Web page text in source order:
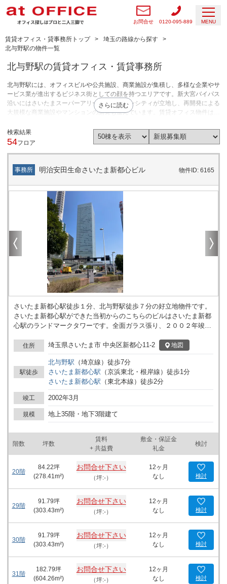
お問合せ 0120-095-889 MENU
賃貸オフィス・貸事務所トップ
埼玉の路線から探す
北与野駅の物件一覧
北与野駅の賃貸オフィス・賃貸事務所
北与野駅には、オフィスビルや公共施設、商業施設が集積し、多様な企業やサ
ービス業が進出するビジネス街としての顔を持つエリアです。新大宮バイパス
沿いにはさいたまスーパーアリーナやコクーンシティが立地し、再開発による
大規模な商業施設やマンションの開発も進んでいます。賃貸オフィス物件はも
ーズに対応しています。店舗用途・オフィス用途いずれにも適したエリアで
す。
さらに読む
検索結果
54フロア
事務所 明治安田生命さいたま新都心ビル 物件ID: 6165
さいたま新都心駅徒歩１分、北与野駅徒歩７分の好立地物件です。
さいたま新都心駅ができた当初からのこちらのビルはさいたま新都
心駅のランドマークタワーです。全面ガラス張り、２００２年竣
２階エントランスはほぼ直結にちかく、エントランスは吹き抜けと
なっており広々としたスペースとなっております。１階には店舗系
が入居しており３階より上がオフィスフロアとなっております。最
先端の設備が整い、室内からの眺望や周囲を圧倒する建物はさいた
まスーパーアリーナとも近く視認性抜群の建物となっております。
住所 埼玉県さいたま市 中央区新都心11-2 地図
駅徒歩
北与野駅 （埼京線 ） 徒歩7分
さいたま新都心駅 （京浜東北・根岸線 ） 徒歩1分
さいたま新都心駅 （東北本線 ） 徒歩2分
竣工 2002年3月
規模 地上35階・地下3階建て
階数 坪数
賃料
+ 共益費
敷金・保証金
礼金
検討
20階
84.22坪
(278.41m²)
お問合せ下さい
（坪:-）
12ヶ月
なし
検討
29階
91.79坪
(303.43m²)
お問合せ下さい
（坪:-）
12ヶ月
なし
検討
30階
91.79坪
(303.43m²)
お問合せ下さい
（坪:-）
12ヶ月
なし
検討
31階
182.79坪
(604.26m²)
お問合せ下さい
（坪:-）
12ヶ月
なし
検討